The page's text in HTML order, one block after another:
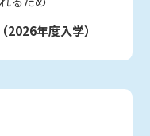
（2026年度入学）